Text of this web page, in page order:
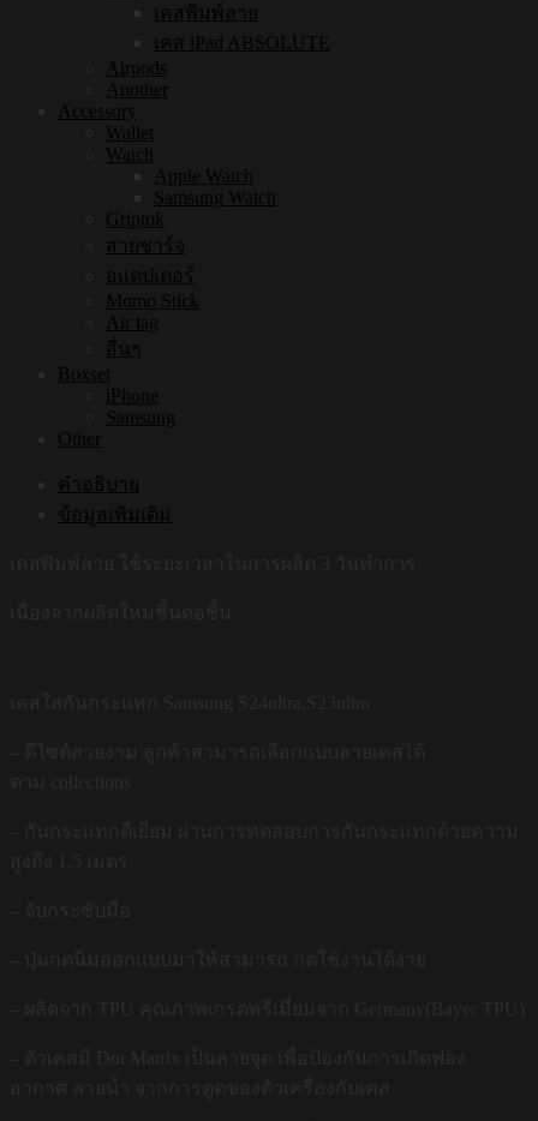
เคสพิมพ์ลาย
เคส iPad ABSOLUTE
Airpods
Another
Accessory
Wallet
Watch
Apple Watch
Samsung Watch
Griptok
สายชาร์จ
อแดปเตอร์
Momo Stick
Air tag
อื่นๆ
Boxset
iPhone
Samsung
Other
คำอธิบาย
ข้อมูลเพิ่มเติม